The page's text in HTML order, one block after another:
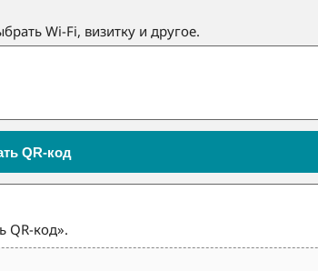
Wi-Fi, визитку и другое.
QR-код
QR-код».